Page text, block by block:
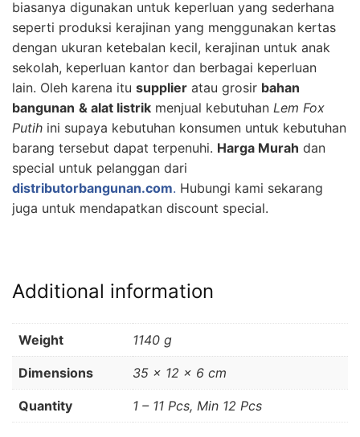
biasanya digunakan untuk keperluan yang sederhana
seperti produksi kerajinan yang menggunakan kertas
dengan ukuran ketebalan kecil, kerajinan untuk anak
sekolah, keperluan kantor dan berbagai keperluan
lain. Oleh karena itu supplier atau grosir bahan
bangunan & alat listrik menjual kebutuhan Lem Fox
Putih ini supaya kebutuhan konsumen untuk kebutuhan
barang tersebut dapat terpenuhi. Harga Murah dan
special untuk pelanggan dari
distributorbangunan.com. Hubungi kami sekarang
juga untuk mendapatkan discount special.
Additional information
Weight 1140 g
Dimensions 35 × 12 × 6 cm
Quantity 1 – 11 Pcs, Min 12 Pcs